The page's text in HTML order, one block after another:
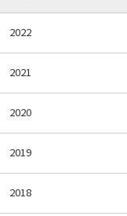
2022
2021
2020
2019
2018